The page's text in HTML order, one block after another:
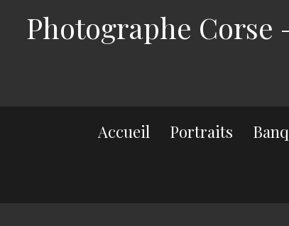
Photographe Corse
Accueil Portraits